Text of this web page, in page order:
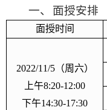
一、
面授安排
面授时间
2022/11/5（周六）
上午8:20-12:00
下午14:30-17:30